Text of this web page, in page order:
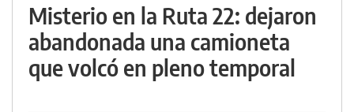
Misterio en la Ruta 22: dejaron
abandonada una camioneta
que volcó en pleno temporal